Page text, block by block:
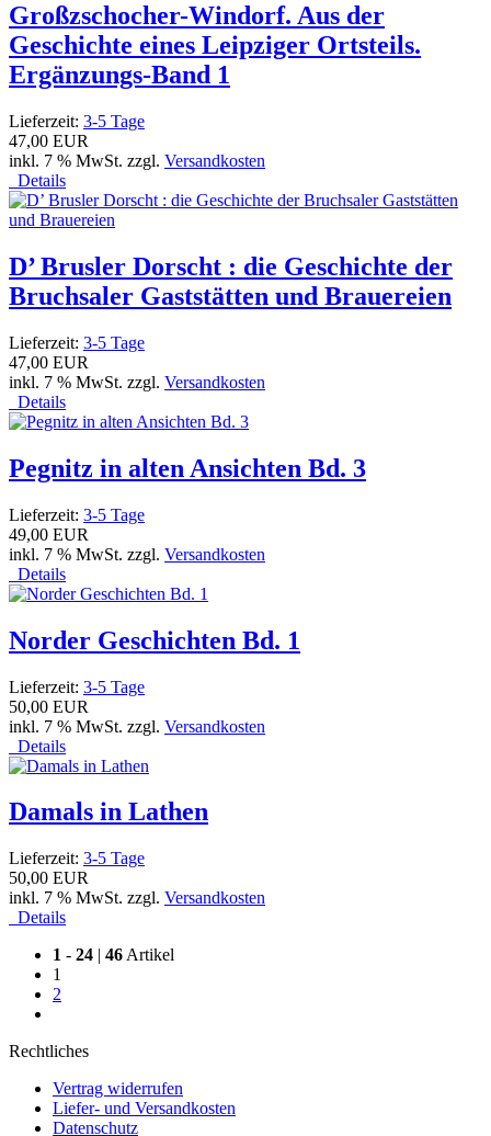
Großzschocher-Windorf. Aus der
Geschichte eines Leipziger Ortsteils.
Ergänzungs-Band 1
Lieferzeit: 3-5 Tage
47,00 EUR
inkl. 7 % MwSt. zzgl. Versandkosten
Details
D’ Brusler Dorscht : die Geschichte der
Bruchsaler Gaststätten und Brauereien
Lieferzeit: 3-5 Tage
47,00 EUR
inkl. 7 % MwSt. zzgl. Versandkosten
Details
Pegnitz in alten Ansichten Bd. 3
Lieferzeit: 3-5 Tage
49,00 EUR
inkl. 7 % MwSt. zzgl. Versandkosten
Details
Norder Geschichten Bd. 1
Lieferzeit: 3-5 Tage
50,00 EUR
inkl. 7 % MwSt. zzgl. Versandkosten
Details
Damals in Lathen
Lieferzeit: 3-5 Tage
50,00 EUR
inkl. 7 % MwSt. zzgl. Versandkosten
Details
1 - 24 | 46 Artikel
1
2
Rechtliches
Vertrag widerrufen
Liefer- und Versandkosten
Datenschutz